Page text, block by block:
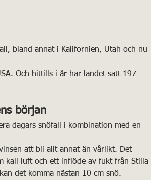
bland annat i Kalifornien, Utah och nu
Och hittills i år har landet satt 197
början
dagars snöfall i kombination med en
att bli allt annat än vårlikt. Det
kall luft och ett inflöde av fukt från Stilla
det komma nästan 10 cm snö.